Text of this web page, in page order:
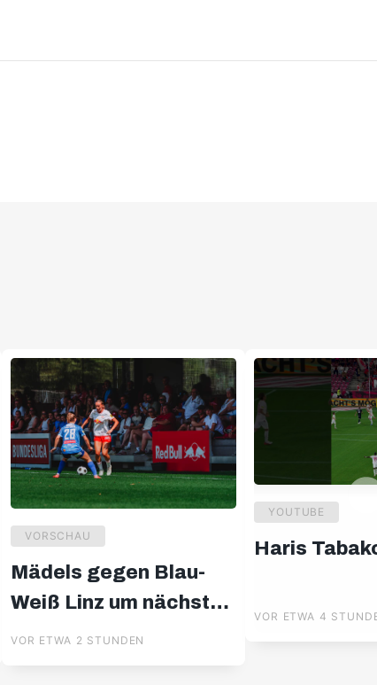
VORSCHAU
Mädels gegen Blau-
Weiß Linz um nächsten
Erfolg
VOR ETWA 2 STUNDEN
YOUTUBE
Haris
VOR ETWA 4